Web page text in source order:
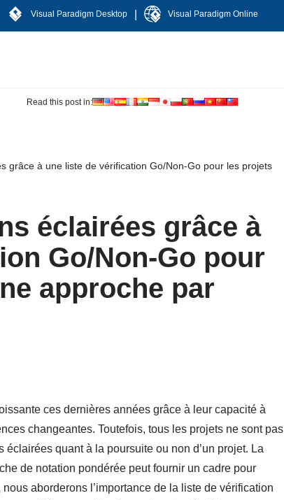
Visual Paradigm Desktop Visual Paradigm Online
Read this post in:
grâce à une liste de vérification Go/Non-Go pour les projets
éclairées grâce à
Go/Non-Go pour
approche par
ces dernières années grâce à leur capacité à
changeantes. Toutefois, tous les projets ne sont pas
quant à la poursuite ou non d’un projet. La
de notation pondérée peut fournir un cadre pour
aborderons l’importance de la liste de vérification